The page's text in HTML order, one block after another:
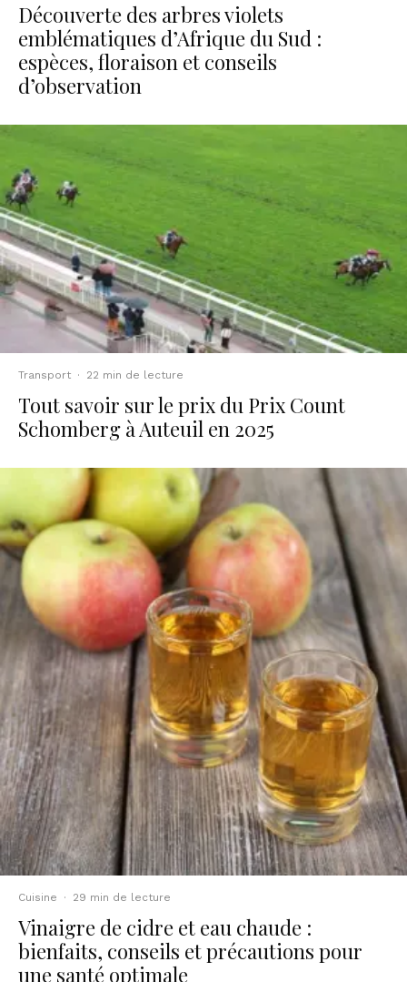
Découverte des arbres violets
emblématiques d’Afrique du Sud :
espèces, floraison et conseils
d’observation
Transport · 22 min de lecture
Tout savoir sur le prix du Prix Count
Schomberg à Auteuil en 2025
Cuisine · 29 min de lecture
Vinaigre de cidre et eau chaude :
bienfaits, conseils et précautions pour
une santé optimale